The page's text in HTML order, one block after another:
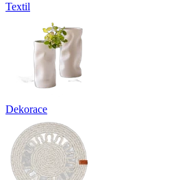
Textil
Dekorace